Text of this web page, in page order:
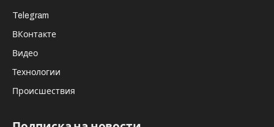
Telegram
ВКонтакте
Видео
Технологии
Происшествия